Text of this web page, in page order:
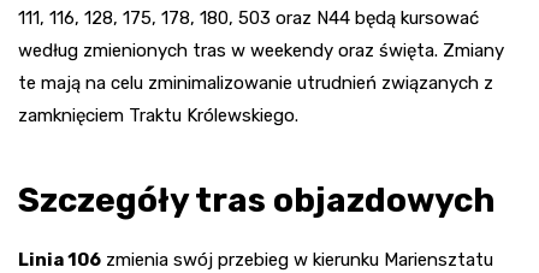
111, 116, 128, 175, 178, 180, 503 oraz N44 będą kursować
według zmienionych tras w weekendy oraz święta. Zmiany
te mają na celu zminimalizowanie utrudnień związanych z
zamknięciem Traktu Królewskiego.
Szczegóły tras objazdowych
Linia 106 zmienia swój przebieg w kierunku Mariensztatu